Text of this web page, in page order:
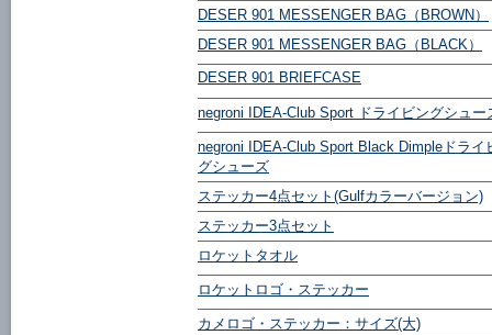
DESER 901 MESSENGER BAG（BROWN）
DESER 901 MESSENGER BAG（BLACK）
DESER 901 BRIEFCASE
negroni IDEA-Club Sport ドライビングシュー
negroni IDEA-Club Sport Black Dimpleドライ
グシューズ
ステッカー4点セット(Gulfカラーバージョン)
ステッカー3点セット
ロケットタオル
ロケットロゴ・ステッカー
カメロゴ・ステッカー：サイズ(大)